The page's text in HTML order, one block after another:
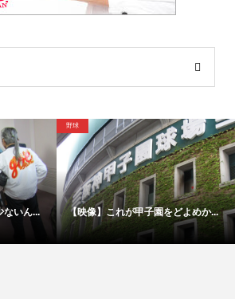
野球
【映像】これが甲子園をどよめか...
格闘技
【映像】こ